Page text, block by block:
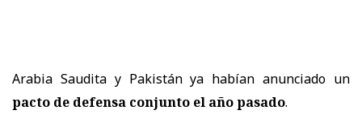
Arabia Saudita y Pakistán ya habían anunciado un
pacto de defensa conjunto el año pasado.